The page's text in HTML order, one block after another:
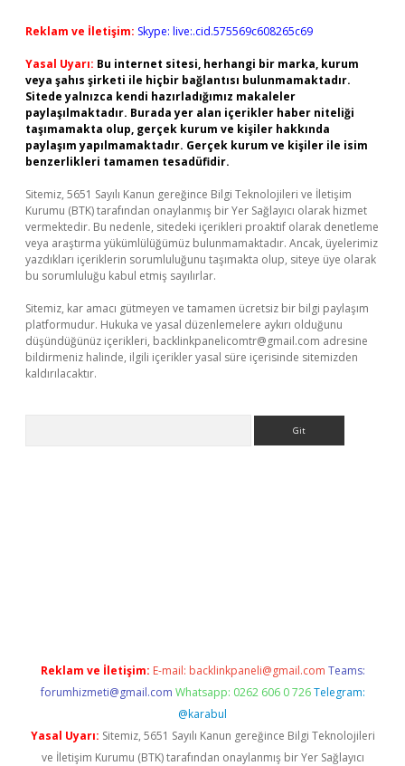
Reklam ve İletişim: Skype: live:.cid.575569c608265c69
Yasal Uyarı: Bu internet sitesi, herhangi bir marka, kurum
veya şahıs şirketi ile hiçbir bağlantısı bulunmamaktadır.
Sitede yalnızca kendi hazırladığımız makaleler
paylaşılmaktadır. Burada yer alan içerikler haber niteliği
taşımamakta olup, gerçek kurum ve kişiler hakkında
paylaşım yapılmamaktadır. Gerçek kurum ve kişiler ile isim
benzerlikleri tamamen tesadüfidir.
Sitemiz, 5651 Sayılı Kanun gereğince Bilgi Teknolojileri ve İletişim
Kurumu (BTK) tarafından onaylanmış bir Yer Sağlayıcı olarak hizmet
vermektedir. Bu nedenle, sitedeki içerikleri proaktif olarak denetleme
veya araştırma yükümlülüğümüz bulunmamaktadır. Ancak, üyelerimiz
yazdıkları içeriklerin sorumluluğunu taşımakta olup, siteye üye olarak
bu sorumluluğu kabul etmiş sayılırlar.
Sitemiz, kar amacı gütmeyen ve tamamen ücretsiz bir bilgi paylaşım
platformudur. Hukuka ve yasal düzenlemelere aykırı olduğunu
düşündüğünüz içerikleri, backlinkpanelicomtr@gmail.com adresine
bildirmeniz halinde, ilgili içerikler yasal süre içerisinde sitemizden
kaldırılacaktır.
Reklam ve İletişim: E-mail: backlinkpaneli@gmail.com Teams:
forumhizmeti@gmail.com Whatsapp: 0262 606 0 726 Telegram:
@karabul
Yasal Uyarı: Sitemiz, 5651 Sayılı Kanun gereğince Bilgi Teknolojileri
ve İletişim Kurumu (BTK) tarafından onaylanmış bir Yer Sağlayıcı